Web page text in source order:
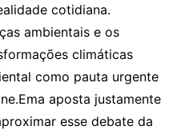
cotidiana.
ambientais e os
climáticas
como pauta urgente
aposta justamente
esse debate da